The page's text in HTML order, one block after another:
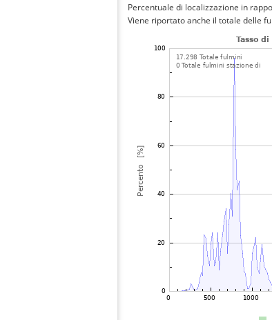
Percentuale di localizzazione in
Viene riportato anche il totale delle